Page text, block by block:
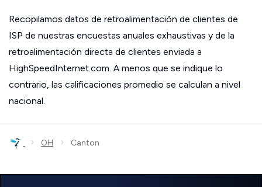
Recopilamos datos de retroalimentación de clientes de
ISP de nuestras encuestas anuales exhaustivas y de la
retroalimentación directa de clientes enviada a
HighSpeedInternet.com. A menos que se indique lo
contrario, las calificaciones promedio se calculan a nivel
nacional.
› OH › Canton